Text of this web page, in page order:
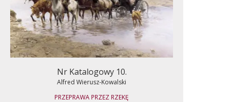
Nr Katalogowy 10.
Alfred Wierusz-Kowalski
PRZEPRAWA PRZEZ RZEKĘ